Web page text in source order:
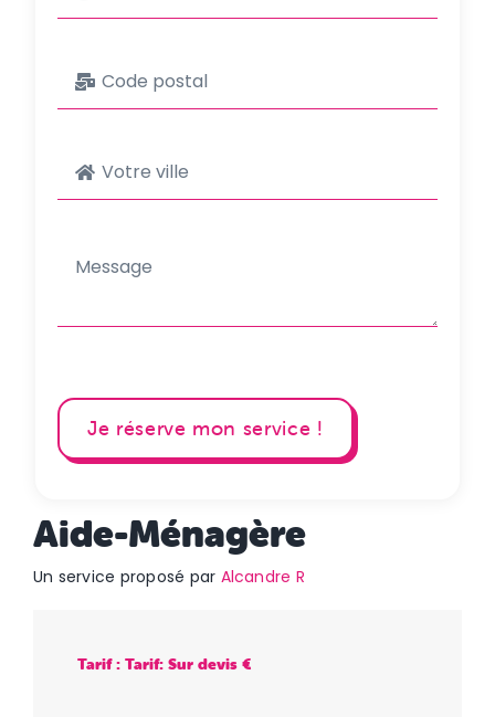
Je réserve mon service !
Aide-Ménagère
Un service proposé par Alcandre R
Tarif : Tarif: Sur devis €